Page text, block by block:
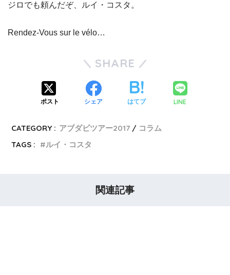
ジロでも頼んだぞ、ルイ・コスタ。
Rendez-Vous sur le vélo…
SHARE
ポスト シェア はてブ LINE
CATEGORY : アブダビツアー2017
コラム
TAGS :
ルイ・コスタ
関連記事